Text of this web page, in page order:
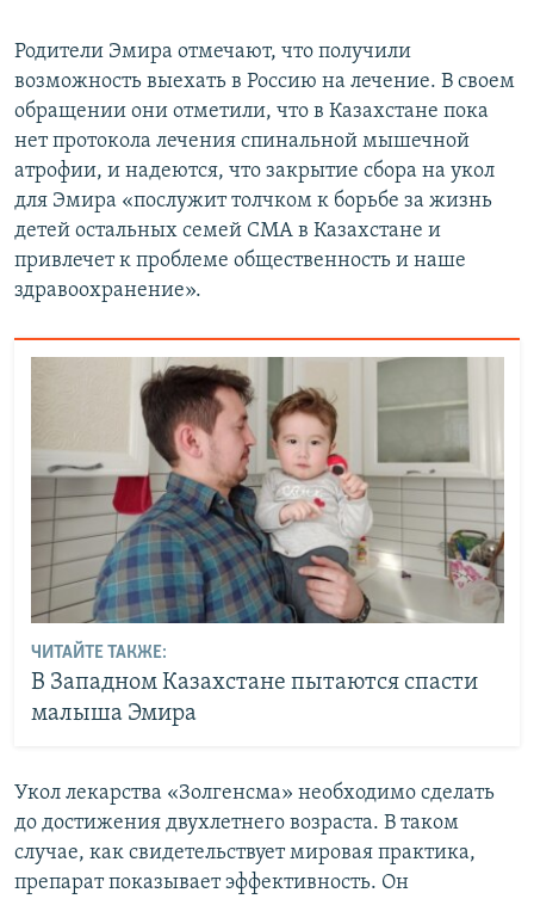
Родители Эмира отмечают, что получили
возможность выехать в Россию на лечение. В своем
обращении они отметили, что в Казахстане пока
нет протокола лечения спинальной мышечной
атрофии, и надеются, что закрытие сбора на укол
для Эмира «послужит толчком к борьбе за жизнь
детей остальных семей СМА в Казахстане и
привлечет к проблеме общественность и наше
здравоохранение».
ЧИТАЙТЕ ТАКЖЕ:
В Западном Казахстане пытаются спасти
малыша Эмира
Укол лекарства «Золгенсма» необходимо сделать
до достижения двухлетнего возраста. В таком
случае, как свидетельствует мировая практика,
препарат показывает эффективность. Он